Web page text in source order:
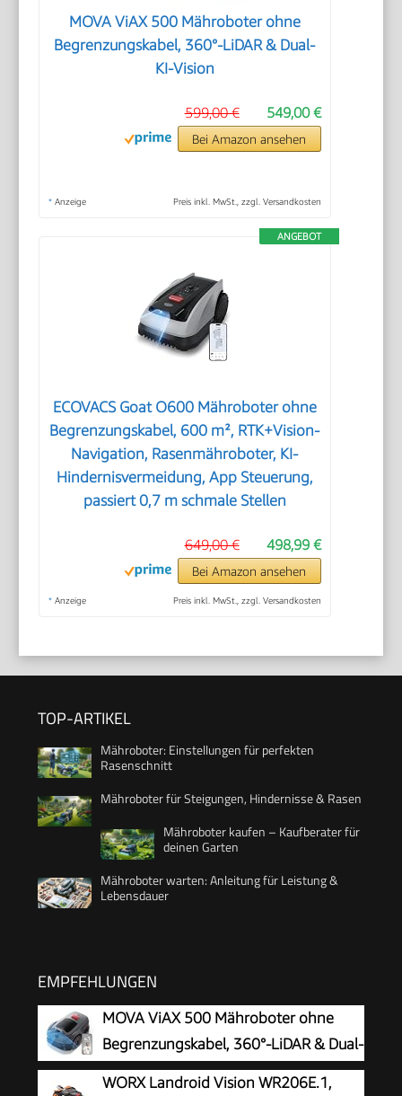
MOVA ViAX 500 Mähroboter ohne
Begrenzungskabel, 360°-LiDAR & Dual-
KI-Vision
549,00 €
599,00 €
Bei Amazon ansehen
* Anzeige Preis inkl. MwSt., zzgl. Versandkosten
ANGEBOT
ECOVACS Goat O600 Mähroboter ohne
Begrenzungskabel, 600 m², RTK+Vision-
Navigation, Rasenmähroboter, KI-
Hindernisvermeidung, App Steuerung,
passiert 0,7 m schmale Stellen
498,99 €
649,00 €
Bei Amazon ansehen
* Anzeige Preis inkl. MwSt., zzgl. Versandkosten
TOP-ARTIKEL
Mähroboter: Einstellungen für perfekten
Rasenschnitt
Mähroboter für Steigungen, Hindernisse & Rasen
Mähroboter kaufen – Kaufberater für
deinen Garten
Mähroboter warten: Anleitung für Leistung &
Lebensdauer
EMPFEHLUNGEN
MOVA ViAX 500 Mähroboter ohne
Begrenzungskabel, 360°-LiDAR & Dual-
KI-Vision
WORX Landroid Vision WR206E.1,